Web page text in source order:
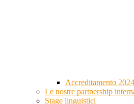
Accreditamento
Le nostre partnership
Stage linguistici